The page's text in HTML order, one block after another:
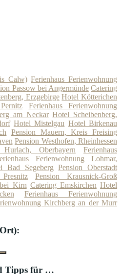
Calw) Ferienhaus Ferienwohnung
Passow bei Angermünde Catering
Erzgebirge Hotel Kötterichen
Ferienhaus Ferienwohnung
am Neckar Hotel Scheibenberg,
Hotel Mistelgau Hotel Birkenau
Pension Mauern, Kreis Freising
Pension Westhofen, Rheinhessen
Hurlach, Oberbayern
Ferienhaus
Ferienwohnung Lohmar,
Bad Segeberg
Pension Oberstadt
Pension Krausnick-Groß
Kirn Catering Emskirchen Hotel
Ferienhaus Ferienwohnung
Kirchberg an der Murr
Suchen
Tipps für …